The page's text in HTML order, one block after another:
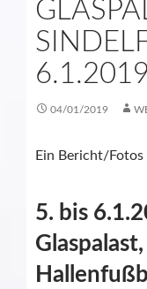
6.1.2019
04/01/2019
Ein Bericht/
5. bis